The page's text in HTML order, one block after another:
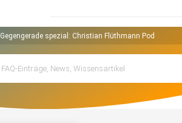
Gegengerade spezial: Christian Flüthmann Podcast